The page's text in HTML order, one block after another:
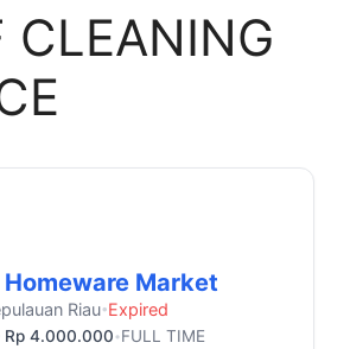
CLEANING
Market
Riau•Expired
Rp 4.000.000 •FULL TIME